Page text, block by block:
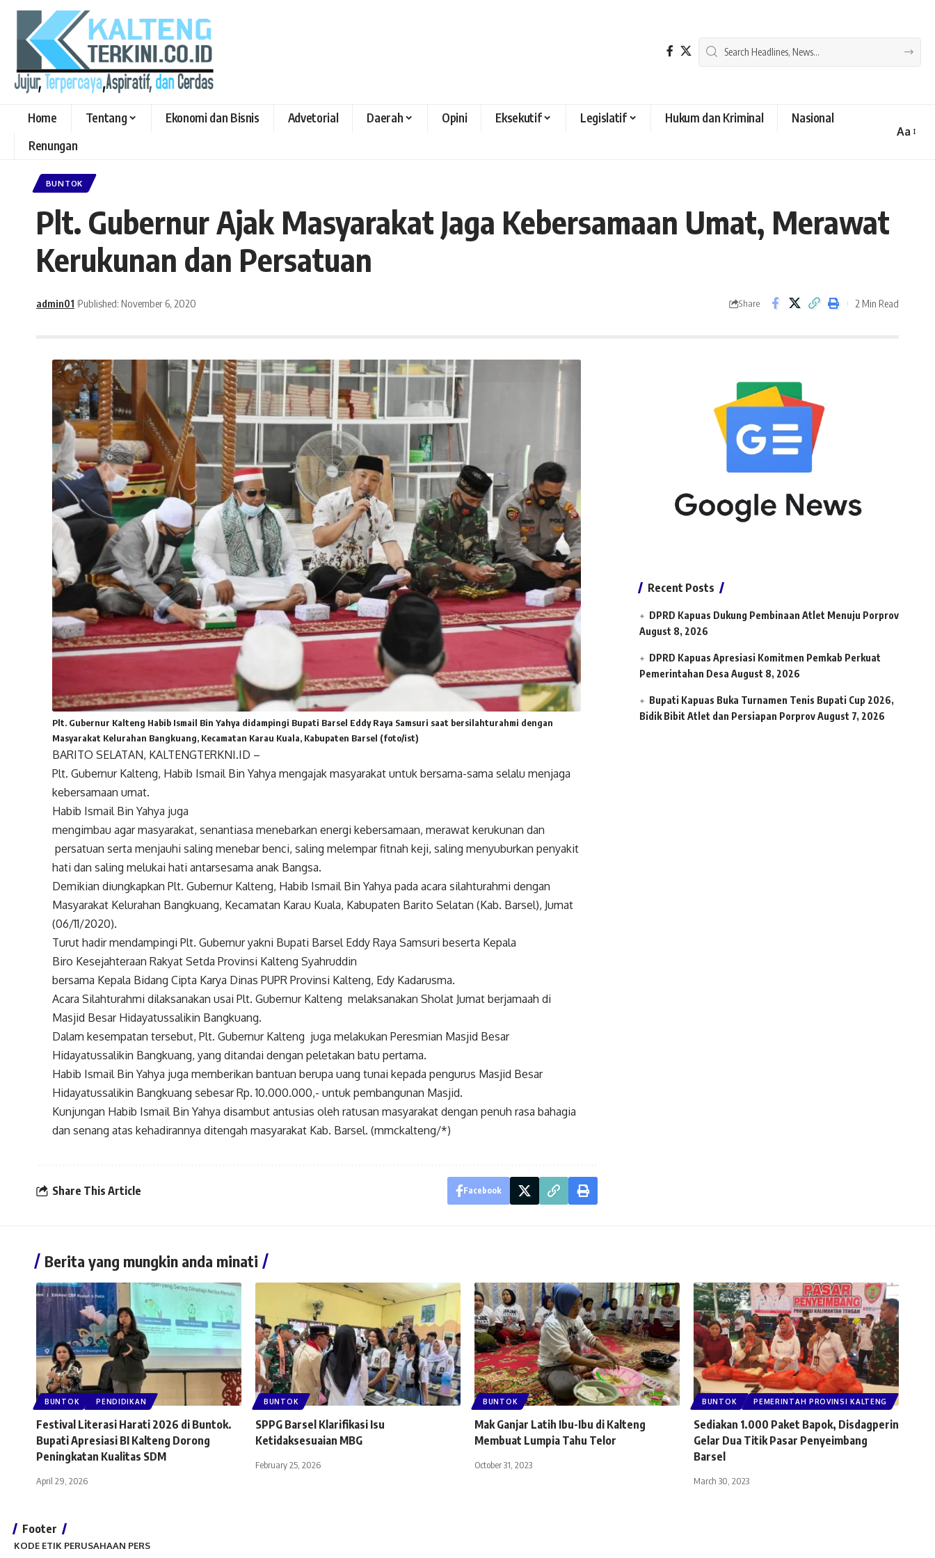
Home Tentang Ekonomi dan Bisnis Advetorial Daerah Opini Eksekutif Legislatif Hukum dan Kriminal
Nasional
Renungan
Font
Aa
BUNTOK
Plt. Gubernur Ajak Masyarakat Jaga Kebersamaan Umat, Merawat
Kerukunan dan Persatuan
admin01 Published: November 6, 2020 Share 2 Min Read
Plt. Gubernur Kalteng Habib Ismail Bin Yahya didampingi Bupati Barsel Eddy Raya Samsuri saat bersilahturahmi dengan
Masyarakat Kelurahan Bangkuang, Kecamatan Karau Kuala, Kabupaten Barsel (foto/ist)
BARITO SELATAN, KALTENGTERKNI.ID –
Plt. Gubernur Kalteng, Habib Ismail Bin Yahya mengajak masyarakat untuk bersama-sama selalu menjaga
kebersamaan umat.
Habib Ismail Bin Yahya juga
mengimbau agar masyarakat, senantiasa menebarkan energi kebersamaan, merawat kerukunan dan
persatuan serta menjauhi saling menebar benci, saling melempar fitnah keji, saling menyuburkan penyakit
hati dan saling melukai hati antarsesama anak Bangsa.
Demikian diungkapkan Plt. Gubernur Kalteng, Habib Ismail Bin Yahya pada acara silahturahmi dengan
Masyarakat Kelurahan Bangkuang, Kecamatan Karau Kuala, Kabupaten Barito Selatan (Kab. Barsel), Jumat
(06/11/2020).
Turut hadir mendampingi Plt. Gubernur yakni Bupati Barsel Eddy Raya Samsuri beserta Kepala
Biro Kesejahteraan Rakyat Setda Provinsi Kalteng Syahruddin
bersama Kepala Bidang Cipta Karya Dinas PUPR Provinsi Kalteng, Edy Kadarusma.
Acara Silahturahmi dilaksanakan usai Plt. Gubernur Kalteng melaksanakan Sholat Jumat berjamaah di
Masjid Besar Hidayatussalikin Bangkuang.
Dalam kesempatan tersebut, Plt. Gubernur Kalteng juga melakukan Peresmian Masjid Besar
Hidayatussalikin Bangkuang, yang ditandai dengan peletakan batu pertama.
Habib Ismail Bin Yahya juga memberikan bantuan berupa uang tunai kepada pengurus Masjid Besar
Hidayatussalikin Bangkuang sebesar Rp. 10.000.000,- untuk pembangunan Masjid.
Kunjungan Habib Ismail Bin Yahya disambut antusias oleh ratusan masyarakat dengan penuh rasa bahagia
dan senang atas kehadirannya ditengah masyarakat Kab. Barsel. (mmckalteng/*)
Share This Article Facebook
Recent Posts
DPRD Kapuas Dukung Pembinaan Atlet Menuju Porprov
August 8, 2026
DPRD Kapuas Apresiasi Komitmen Pemkab Perkuat
Pemerintahan Desa August 8, 2026
Bupati Kapuas Buka Turnamen Tenis Bupati Cup 2026,
Bidik Bibit Atlet dan Persiapan PorprovAugust 7, 2026
Berita yang mungkin anda minati
BUNTOK PENDIDIKAN
Festival Literasi Harati 2026 di Buntok.
Bupati Apresiasi BI Kalteng Dorong
Peningkatan Kualitas SDM
April 29, 2026
BUNTOK
SPPG Barsel Klarifikasi Isu
Ketidaksesuaian MBG
February 25, 2026
BUNTOK
Mak Ganjar Latih Ibu-Ibu di Kalteng
Membuat Lumpia Tahu Telor
October 31, 2023
BUNTOK PEMERINTAH PROVINSI KALTENG
Sediakan 1.000 Paket Bapok, Disdagperin
Gelar Dua Titik Pasar Penyeimbang
Barsel
March 30, 2023
Footer
KODE ETIK PERUSAHAAN PERS